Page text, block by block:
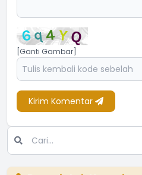
[Ganti Gambar]
Kirim Komentar